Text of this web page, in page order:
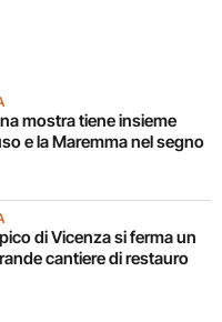
mostra tiene insieme
e la Maremma nel segno
di Vicenza si ferma un
cantiere di restauro